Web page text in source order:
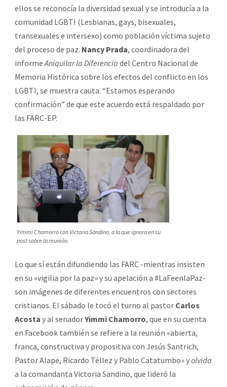
ellos se reconocía la diversidad sexual y se introducía a la
comunidad LGBTI (Lesbianas, gays, bisexuales,
transexuales e intersexo) como población víctima sujeto
del proceso de paz. Nancy Prada, coordinadora del
informe Aniquilar la Diferencia del Centro Nacional de
Memoria Histórica sobre los efectos del conflicto en los
LGBTI, se muestra cauta. “Estamos esperando
confirmación” de que este acuerdo está respaldado por
las FARC-EP.
Yimmi Chamorro con Victoria Sandino, a la que ignora en su
post sobre la reunión.
Lo que sí están difundiendo las FARC -mientras insisten
en su «vigilia por la paz» y su apelación a #LaFeenlaPaz-
son imágenes de diferentes encuentros con sectores
cristianos. El sábado le tocó el turno al pastor Carlos
Acosta y al senadorYimmi Chamorro, que en su cuenta
en Facebook también se refiere a la reunión «abierta,
franca, constructiva y propositiva con Jesús Santrich,
Pastor Alape, Ricardo Téllez y Pablo Catatumbo» yolvida
a la comandanta Victoria Sandino, que lideró la